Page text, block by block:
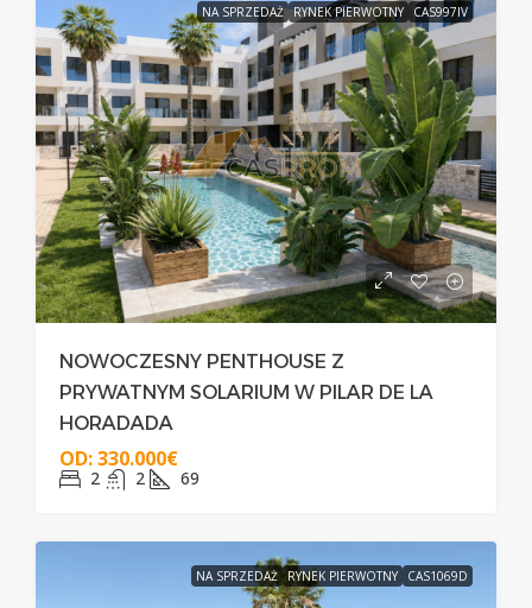
NA SPRZEDAŻ RYNEK PIERWOTNY CAS997IV
NOWOCZESNY PENTHOUSE Z
PRYWATNYM SOLARIUM W PILAR DE LA
HORADADA
OD:330.000€
2 2 69
NA SPRZEDAŻ RYNEK PIERWOTNY CAS1069D